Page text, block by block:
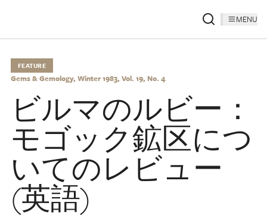
MENU
FEATURE
Gems & Gemology, Winter 1983, Vol. 19, No. 4
ビルマのルビー：
モゴック鉱区につ
いてのレビュー
(英語)